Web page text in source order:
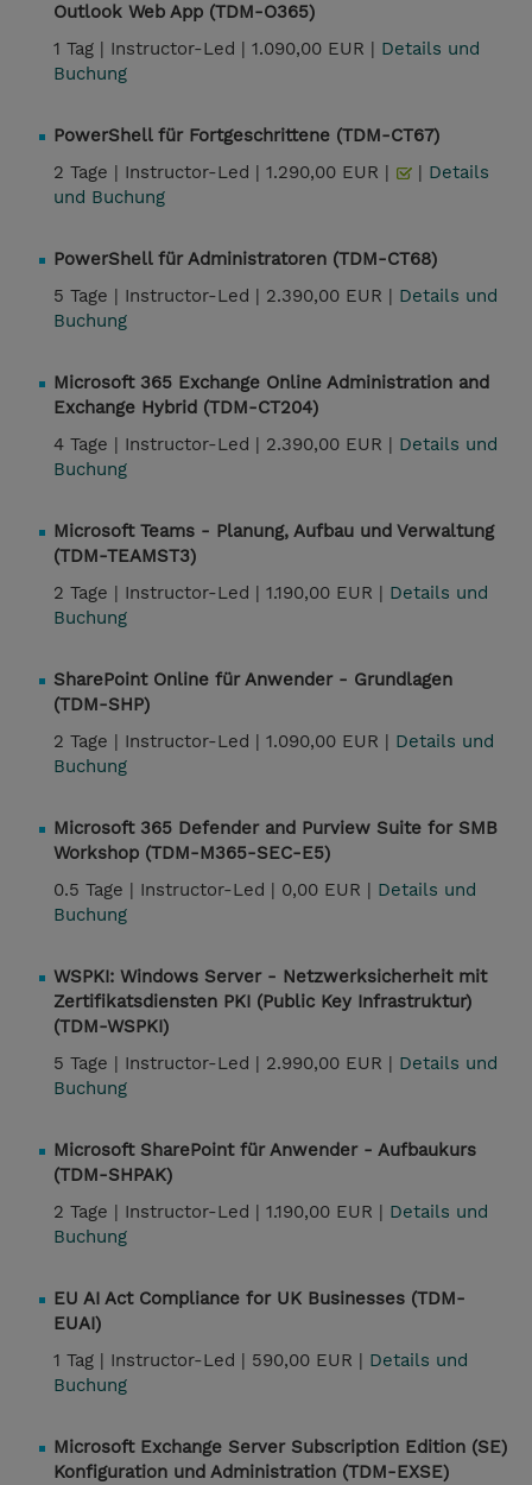
Outlook Web App (TDM-O365)
1 Tag | Instructor-Led | 1.090,00 EUR | Details und
Buchung
PowerShell für Fortgeschrittene (TDM-CT67)
2 Tage | Instructor-Led | 1.290,00 EUR | | Details
und Buchung
PowerShell für Administratoren (TDM-CT68)
5 Tage | Instructor-Led | 2.390,00 EUR | Details und
Buchung
Microsoft 365 Exchange Online Administration and
Exchange Hybrid (TDM-CT204)
4 Tage | Instructor-Led | 2.390,00 EUR | Details und
Buchung
Microsoft Teams - Planung, Aufbau und Verwaltung
(TDM-TEAMST3)
2 Tage | Instructor-Led | 1.190,00 EUR | Details und
Buchung
SharePoint Online für Anwender - Grundlagen
(TDM-SHP)
2 Tage | Instructor-Led | 1.090,00 EUR | Details und
Buchung
Microsoft 365 Defender and Purview Suite for SMB
Workshop (TDM-M365-SEC-E5)
0.5 Tage | Instructor-Led | 0,00 EUR | Details und
Buchung
WSPKI: Windows Server - Netzwerksicherheit mit
Zertifikatsdiensten PKI (Public Key Infrastruktur)
(TDM-WSPKI)
5 Tage | Instructor-Led | 2.990,00 EUR | Details und
Buchung
Microsoft SharePoint für Anwender - Aufbaukurs
(TDM-SHPAK)
2 Tage | Instructor-Led | 1.190,00 EUR | Details und
Buchung
EU AI Act Compliance for UK Businesses (TDM-
EUAI)
1 Tag | Instructor-Led | 590,00 EUR | Details und
Buchung
Microsoft Exchange Server Subscription Edition (SE)
Konfiguration und Administration (TDM-EXSE)